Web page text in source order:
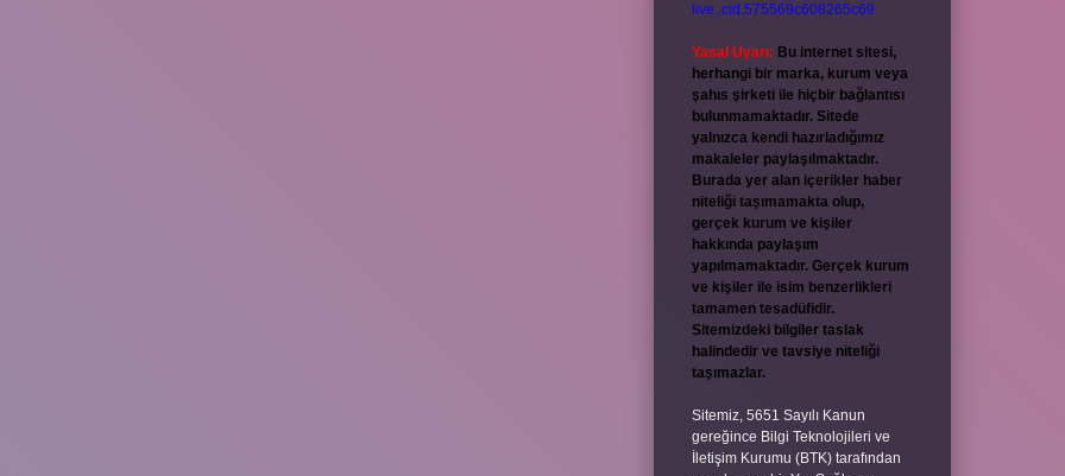
live:.cid.575569c608265c69
Yasal Uyarı: Bu internet sitesi,
herhangi bir marka, kurum veya
şahıs şirketi ile hiçbir bağlantısı
bulunmamaktadır. Sitede
yalnızca kendi hazırladığımız
makaleler paylaşılmaktadır.
Burada yer alan içerikler haber
niteliği taşımamakta olup,
gerçek kurum ve kişiler
hakkında paylaşım
yapılmamaktadır. Gerçek kurum
ve kişiler ile isim benzerlikleri
tamamen tesadüfidir.
Sitemizdeki bilgiler taslak
halindedir ve tavsiye niteliği
taşımazlar.
Sitemiz, 5651 Sayılı Kanun
gereğince Bilgi Teknolojileri ve
İletişim Kurumu (BTK) tarafından